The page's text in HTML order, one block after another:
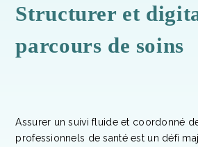
Structurer et
parcours de soins
Assurer un suivi fluide et coordonné
professionnels de santé est un défi